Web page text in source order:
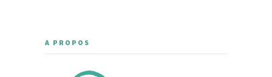
A PROPOS